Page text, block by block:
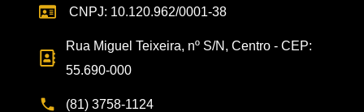
CNPJ: 10.120.962/0001-38
Rua Miguel Teixeira, nº S/N, Centro - CEP:
55.690-000
(81) 3758-1124